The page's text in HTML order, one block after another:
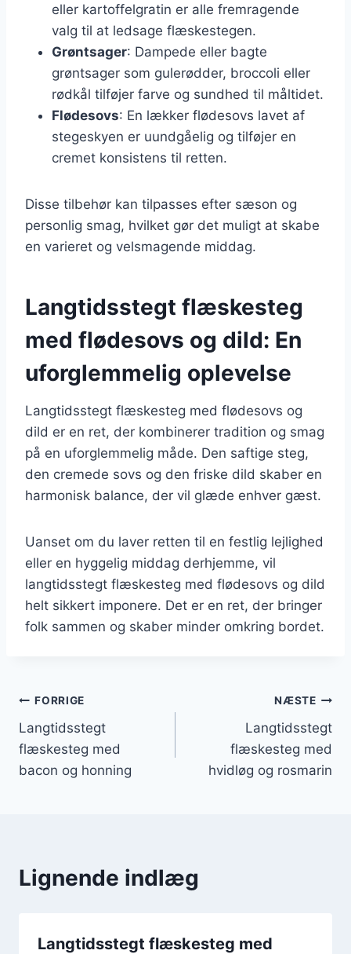
eller kartoffelgratin er alle fremragende
valg til at ledsage flæskestegen.
Grøntsager: Dampede eller bagte
grøntsager som gulerødder, broccoli eller
rødkål tilføjer farve og sundhed til måltidet.
Flødesovs: En lækker flødesovs lavet af
stegeskyen er uundgåelig og tilføjer en
cremet konsistens til retten.
Disse tilbehør kan tilpasses efter sæson og
personlig smag, hvilket gør det muligt at skabe
en varieret og velsmagende middag.
Langtidsstegt flæskesteg
med flødesovs og dild: En
uforglemmelig oplevelse
Langtidsstegt flæskesteg med flødesovs og
dild er en ret, der kombinerer tradition og smag
på en uforglemmelig måde. Den saftige steg,
den cremede sovs og den friske dild skaber en
harmonisk balance, der vil glæde enhver gæst.
Uanset om du laver retten til en festlig lejlighed
eller en hyggelig middag derhjemme, vil
langtidsstegt flæskesteg med flødesovs og dild
helt sikkert imponere. Det er en ret, der bringer
folk sammen og skaber minder omkring bordet.
Indlægsnavigation
FORRIGE
Langtidsstegt
flæskesteg med
bacon og honning
NÆSTE
Langtidsstegt
flæskesteg med
hvidløg og rosmarin
Lignende indlæg
Langtidsstegt flæskesteg med